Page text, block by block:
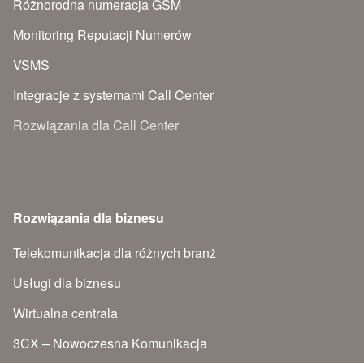
Różnorodna numeracja GSM
Monitoring Reputacji Numerów
VSMS
Integracje z systemami Call Center
Rozwiązania dla Call Center
Rozwiązania dla biznesu
Telekomunikacja dla różnych branż
Usługi dla biznesu
Wirtualna centrala
3CX – Nowoczesna Komunikacja